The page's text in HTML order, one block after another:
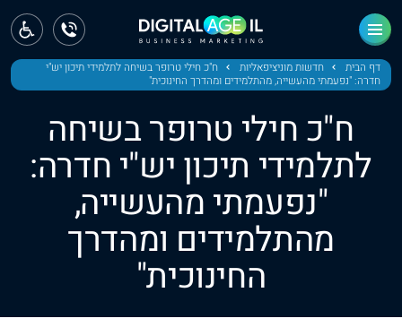
דף הבית חדשות מוניציפאליות
ח"כ חילי טרופר בשיחה לתלמידי תיכון יש"י
חדרה: "נפעמתי מהעשייה, מהתלמידים ומהדרך החינוכית"
ח"כ חילי טרופר בשיחה
לתלמידי תיכון יש"י חדרה:
"נפעמתי מהעשייה,
מהתלמידים ומהדרך
החינוכית"
ראשי
חדשות
מחוז חיפה
מחוז מרכז
מחוז דרום
ירושלים
תל אביב